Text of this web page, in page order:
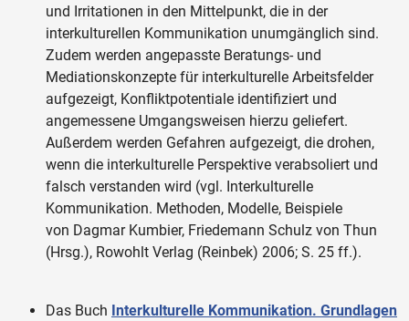
und Irritationen in den Mittelpunkt, die in der
interkulturellen Kommunikation unumgänglich sind.
Zudem werden angepasste Beratungs- und
Mediationskonzepte für interkulturelle Arbeitsfelder
aufgezeigt, Konfliktpotentiale identifiziert und
angemessene Umgangsweisen hierzu geliefert.
Außerdem werden Gefahren aufgezeigt, die drohen,
wenn die interkulturelle Perspektive verabsoliert und
falsch verstanden wird (vgl. Interkulturelle
Kommunikation. Methoden, Modelle, Beispiele
von Dagmar Kumbier, Friedemann Schulz von Thun
(Hrsg.), Rowohlt Verlag (Reinbek) 2006; S. 25 ff.).
Das Buch Interkulturelle Kommunikation. Grundlagen